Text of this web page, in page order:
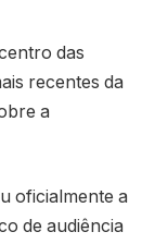
das
recentes da
a
oficialmente a
de audiência